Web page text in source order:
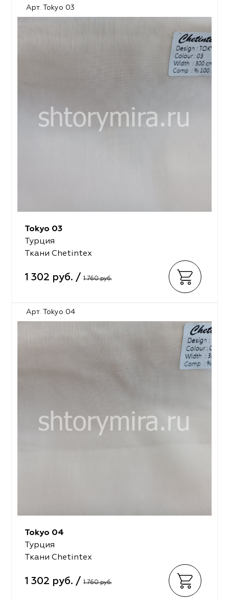
Арт. Tokyo 03
Tokyo 03
Турция
Ткани Chetintex
1 302 руб. / 1 760 руб.
Арт. Tokyo 04
Tokyo 04
Турция
Ткани Chetintex
1 302 руб. / 1 760 руб.